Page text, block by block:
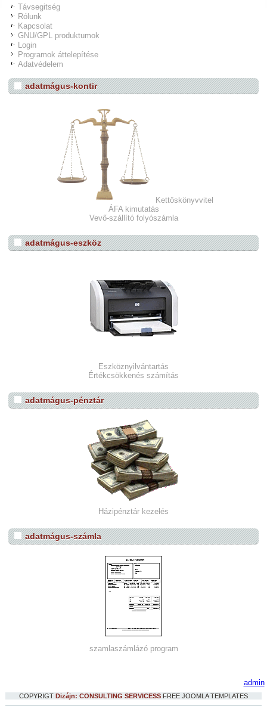
Távsegitség
Rólunk
Kapcsolat
GNU/GPL produktumok
Login
Programok áttelepítése
Adatvédelem
adatmágus-kontir
Kettöskönyvvitel
ÁFA kimutatás
Vevő-szállító folyószámla
adatmágus-eszköz
Eszköznyilvántartás
Értékcsökkenés számítás
adatmágus-pénztár
Házipénztár kezelés
adatmágus-számla
szamlaszámlázó program
admin
COPYRIGT Dizájn: CONSULTING SERVICESS FREE JOOMLA TEMPLATES